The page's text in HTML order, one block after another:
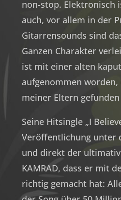
non-stop. Elektronisch
auch, vor allem in der
Gitarrensounds sind
Ganzen Charakter
ist mit einer alten
aufgenommen
meiner Eltern gefunden
Seine Hitsingle „I
Veröffentlichung unter
und direkt der
KAMRAD, dass er mit
richtig gemacht hat: